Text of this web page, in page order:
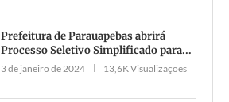
Prefeitura de Parauapebas abrirá
Processo Seletivo Simplificado para...
3 de janeiro de 2024 13,6K Visualizações